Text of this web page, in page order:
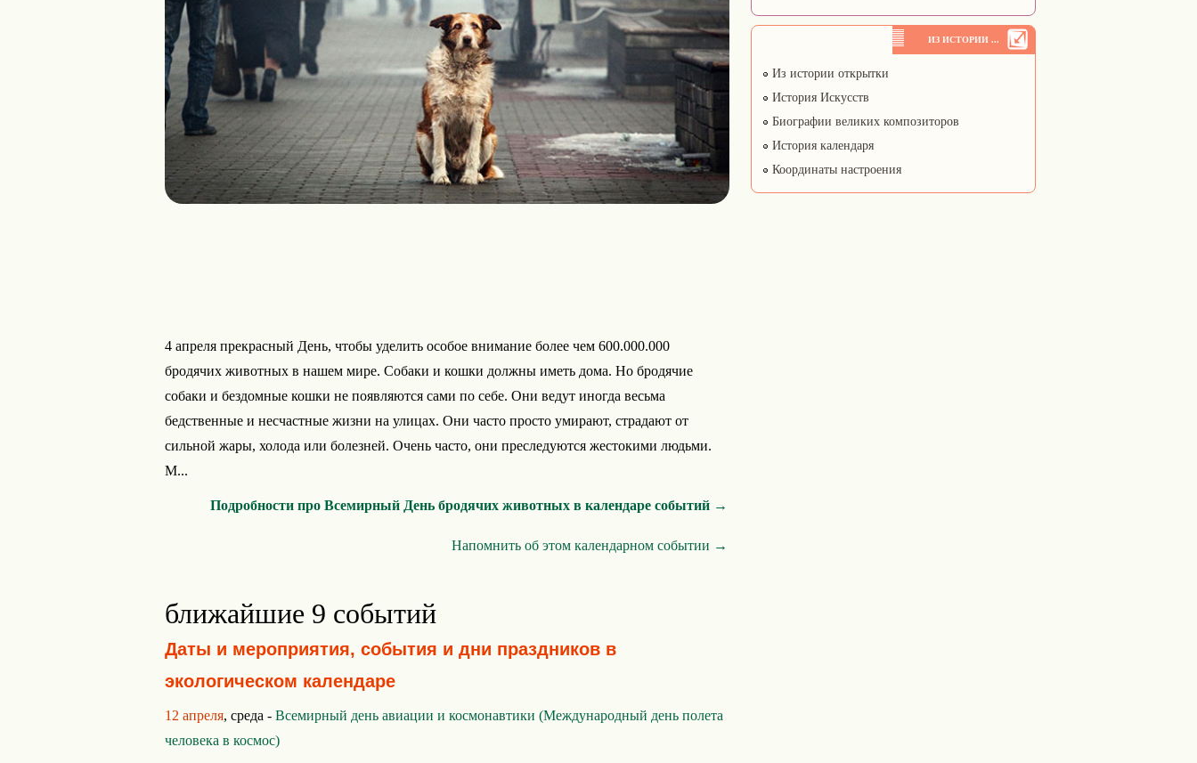
4 апреля прекрасный День, чтобы уделить особое внимание более чем 600.000.000
бродячих животных в нашем мире. Собаки и кошки должны иметь дома. Но бродячие
собаки и бездомные кошки не появляются сами по себе. Они ведут иногда весьма
бедственные и несчастные жизни на улицах. Они часто просто умирают, страдают от
сильной жары, холода или болезней. Очень часто, они преследуются жестокими людьми.
М...
Подробности про Всемирный День бродячих животных в календаре событий →
Напомнить об этом календарном событии →
ближайшие 9 событий
Даты и мероприятия, события и дни праздников в
экологическом календаре
12 апреля, среда - Всемирный день авиации и космонавтики (Международный день полета
человека в космос)
ИЗ ИСТОРИИ ...
Из истории открытки
История Искусств
Биографии великих композиторов
История календаря
Координаты настроения